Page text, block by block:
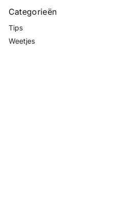
Categorieën
Tips
Weetjes